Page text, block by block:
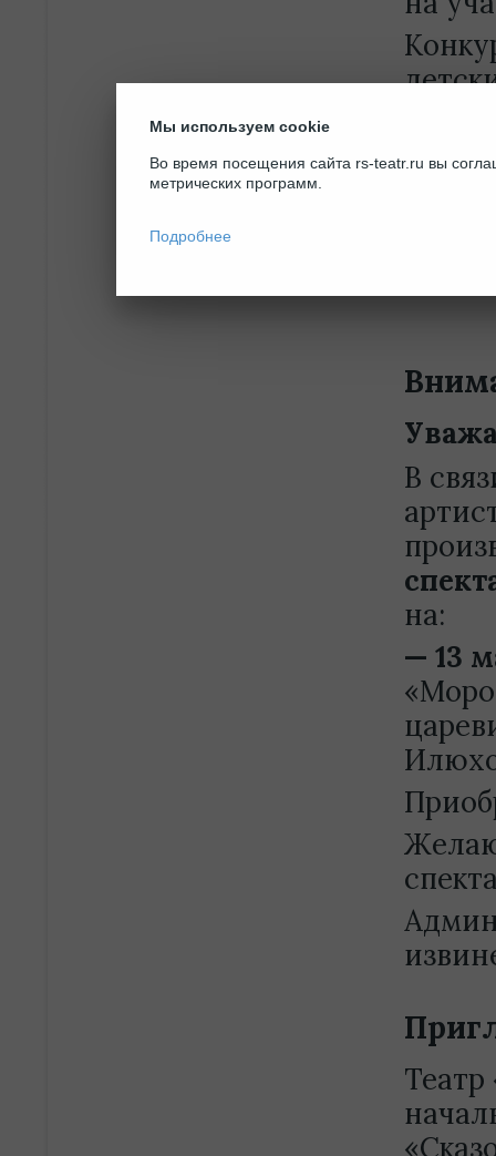
Ждем
В
на:
— 13
Мы используем cookie
Во время посещения сайта rs-teatr.ru вы
метрических программ.
Подробнее